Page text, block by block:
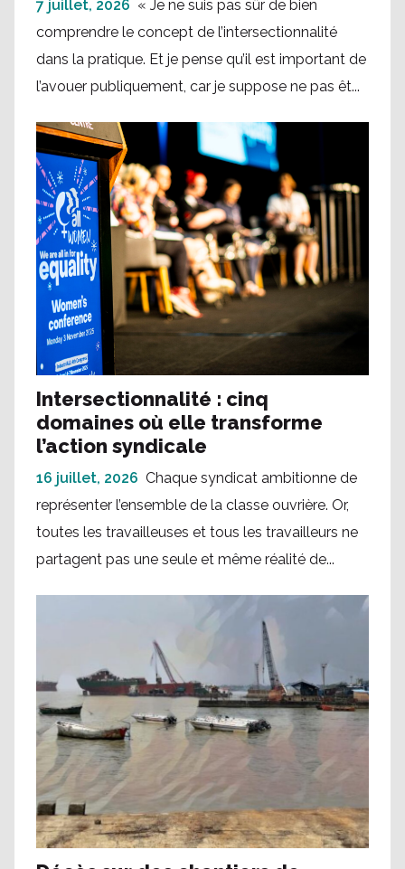
7 juillet, 2026 « Je ne suis pas sûr de bien
comprendre le concept de l’intersectionnalité
dans la pratique. Et je pense qu’il est important de
l’avouer publiquement, car je suppose ne pas êt...
Intersectionnalité : cinq
domaines où elle transforme
l’action syndicale
16 juillet, 2026 Chaque syndicat ambitionne de
représenter l’ensemble de la classe ouvrière. Or,
toutes les travailleuses et tous les travailleurs ne
partagent pas une seule et même réalité de...